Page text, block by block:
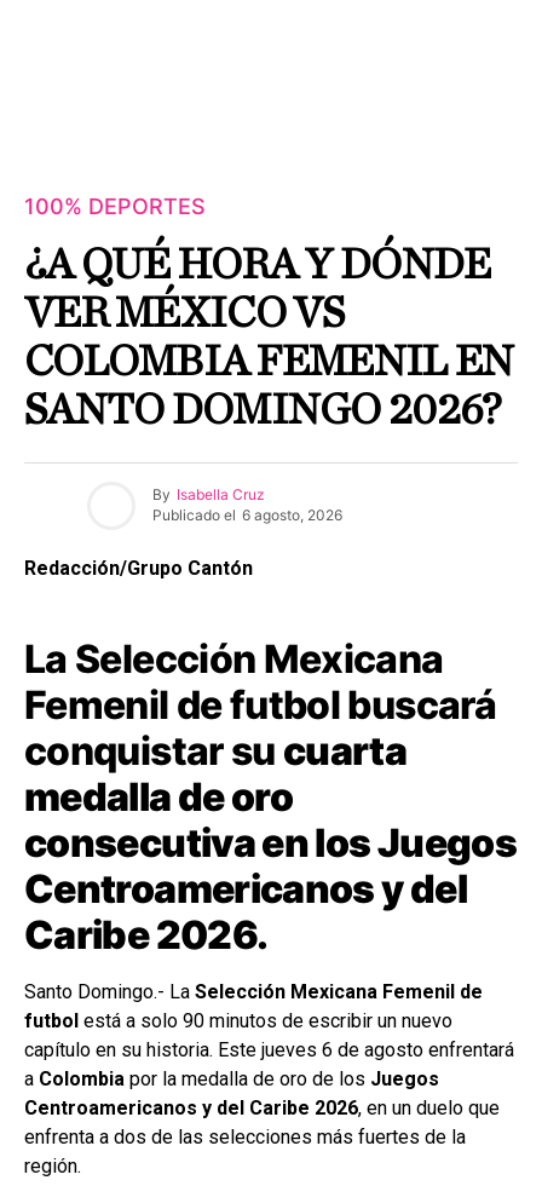
100% DEPORTES
¿A QUÉ HORA Y DÓNDE
VER MÉXICO VS
COLOMBIA FEMENIL EN
SANTO DOMINGO 2026?
By Isabella Cruz
Publicado el 6 agosto, 2026
Redacción/Grupo Cantón
La Selección Mexicana
Femenil de futbol buscará
conquistar su cuarta
medalla de oro
consecutiva en los Juegos
Centroamericanos y del
Caribe 2026.
Santo Domingo.- La Selección Mexicana Femenil de
futbol está a solo 90 minutos de escribir un nuevo
capítulo en su historia. Este jueves 6 de agosto enfrentará
a Colombia por la medalla de oro de los Juegos
Centroamericanos y del Caribe 2026, en un duelo que
enfrenta a dos de las selecciones más fuertes de la
región.